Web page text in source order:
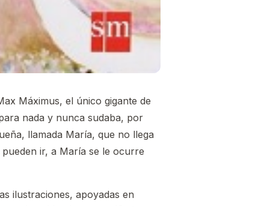
Máximus, el único gigante de
nada y nunca sudaba, por
llamada María, que no llega
ir, a María se le ocurre
ilustraciones, apoyadas en